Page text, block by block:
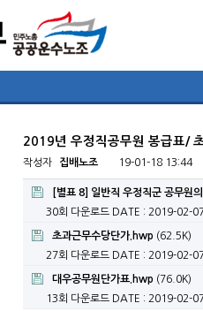
2019년 우정직공무원 봉급표/
작성자 집배노조 19-01-18 13:44
[별표 8] 일반직 우정직군 공무원
30회 다운로드 DATE : 2019-02-
초과근무수당단가.hwp (62.5K)
27회 다운로드 DATE : 2019-02-
대우공무원단가표.hwp (76.0K)
13회 다운로드 DATE : 2019-02-